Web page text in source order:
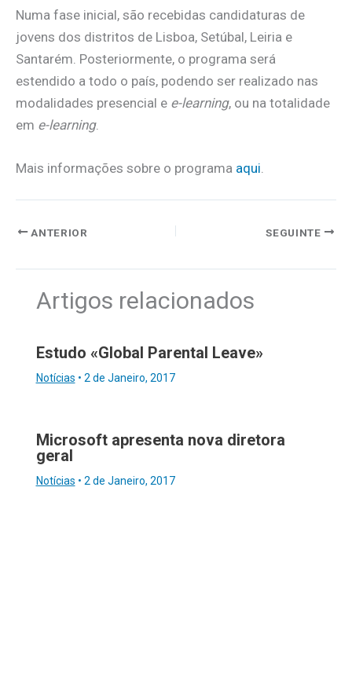
Numa fase inicial, são recebidas candidaturas de
jovens dos distritos de Lisboa, Setúbal, Leiria e
Santarém. Posteriormente, o programa será
estendido a todo o país, podendo ser realizado nas
modalidades presencial e e-learning, ou na totalidade
em e-learning.
Mais informações sobre o programa aqui.
ANTERIOR SEGUINTE
Artigos relacionados
Estudo «Global Parental Leave»
Notícias • 2 de Janeiro, 2017
Microsoft apresenta nova diretora
geral
Notícias • 2 de Janeiro, 2017